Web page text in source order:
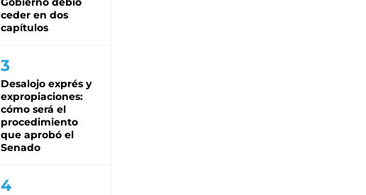
ceder en dos
capítulos
Desalojo exprés y
expropiaciones:
cómo será el
procedimiento
que aprobó el
Senado